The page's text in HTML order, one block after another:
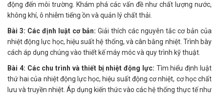
động đến môi trường. Khám phá các vấn đề như chất lượng nước,
không khí, ô nhiễm tiếng ồn và quản lý chất thải.
Bài 3: Các định luật cơ bản: Giải thích các nguyên tắc cơ bản của
nhiệt động lực học, hiệu suất hệ thống, và cân bằng nhiệt. Trình bày
cách áp dụng chúng vào thiết kế máy móc và quy trình kỹ thuật.
Bài 4: Các chu trình và thiết bị nhiệt động lực: Tìm hiểu định luật
thứ hai của nhiệt động lực học, hiệu suất động cơ nhiệt, cơ học chất
lưu và truyền nhiệt. Áp dụng kiến thức vào các hệ thống thực tế như